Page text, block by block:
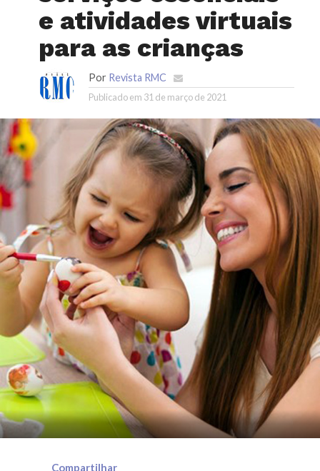
e atividades virtuais
para as crianças
Por Revista RMC
Publicado em 31 de março de 2021
Compartilhar